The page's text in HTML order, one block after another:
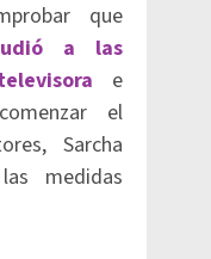
que
a las
e
el
Sarcha
medidas